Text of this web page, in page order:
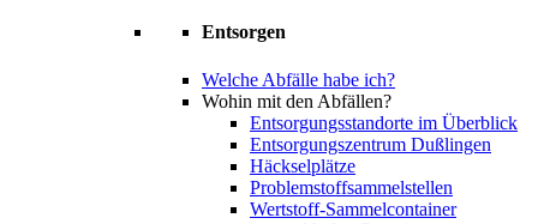
Entsorgen
Welche Abfälle habe ich?
Wohin mit den Abfällen?
Entsorgungsstandorte im Überblick
Entsorgungszentrum Dußlingen
Häckselplätze
Problemstoffsammelstellen
Wertstoff-Sammelcontainer